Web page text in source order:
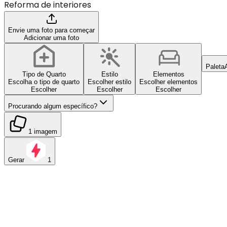
Reforma de interiores
Envie uma foto para começar
Adicionar uma foto
Tipo de Quarto
Escolha o tipo de quarto
Escolher
Estilo
Escolher estilo
Escolher
Elementos
Escolher elementos
Escolher
Paleta
Procurando algum específico?
1 imagem
Gerar 1